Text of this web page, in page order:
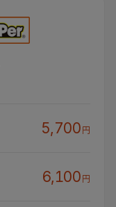
5,700円
6,100円